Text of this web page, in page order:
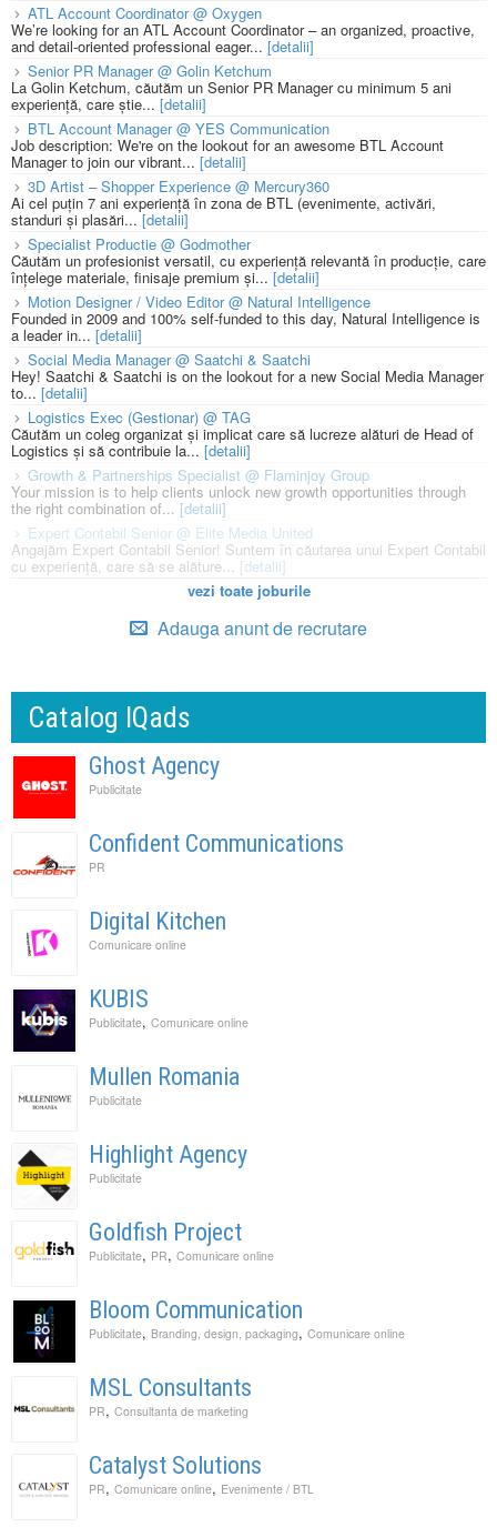
ATL Account Coordinator @ Oxygen
We’re looking for an ATL Account Coordinator – an organized, proactive,
and detail-oriented professional eager... [detalii]
Senior PR Manager @ Golin Ketchum
La Golin Ketchum, căutăm un Senior PR Manager cu minimum 5 ani
experiență, care știe... [detalii]
BTL Account Manager @ YES Communication
Job description: We're on the lookout for an awesome BTL Account
Manager to join our vibrant... [detalii]
3D Artist – Shopper Experience @ Mercury360
Ai cel puțin 7 ani experiență în zona de BTL (evenimente, activări,
standuri și plasări...[detalii]
Specialist Productie @ Godmother
Căutăm un profesionist versatil, cu experiență relevantă în producție, care
înțelege materiale, finisaje premium și... [detalii]
Motion Designer / Video Editor @ Natural Intelligence
Founded in 2009 and 100% self-funded to this day, Natural Intelligence is
a leader in... [detalii]
Social Media Manager @ Saatchi & Saatchi
Hey! Saatchi & Saatchi is on the lookout for a new Social Media Manager
to... [detalii]
Logistics Exec (Gestionar) @ TAG
Căutăm un coleg organizat și implicat care să lucreze alături de Head of
Logistics și să contribuie la... [detalii]
Growth & Partnerships Specialist @ Flaminjoy Group
Your mission is to help clients unlock new growth opportunities through
the right combination of... [detalii]
Expert Contabil Senior @ Elite Media United
Angajăm Expert Contabil Senior! Suntem în căutarea unui Expert Contabil
cu experiență, care să se alăture... [detalii]
vezi toate joburile
Adauga anunt de recrutare
Catalog IQads
Ghost Agency
Publicitate
Confident Communications
PR
Digital Kitchen
Comunicare online
KUBIS
Publicitate, Comunicare online
Mullen Romania
Publicitate
Highlight Agency
Publicitate
Goldfish Project
Publicitate, PR, Comunicare online
Bloom Communication
Publicitate, Branding, design, packaging, Comunicare online
MSL Consultants
PR, Consultanta de marketing
Catalyst Solutions
PR, Comunicare online, Evenimente / BTL